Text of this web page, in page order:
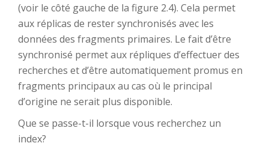
(voir le côté gauche de la figure 2.4). Cela permet
aux réplicas de rester synchronisés avec les
données des fragments primaires. Le fait d’être
synchronisé permet aux répliques d’effectuer des
recherches et d’être automatiquement promus en
fragments principaux au cas où le principal
d’origine ne serait plus disponible.
Que se passe-t-il lorsque vous recherchez un
index?